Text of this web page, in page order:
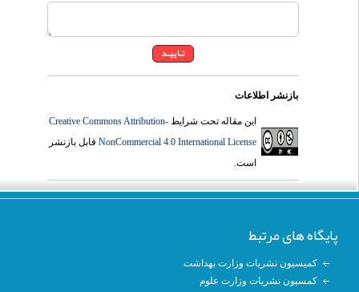
بازنشر اطلاعات
این مقاله تحت شرایطCreative Commons Attribution-
NonCommercial 4.0 International Licenseقابل بازنشر
است.
پایگاه های مرتبط
کمیسیون نشریات وزارت بهداشت
کمسیون نشریات وزارت علوم